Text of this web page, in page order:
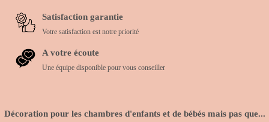
Satisfaction garantie
Votre satisfaction est notre priorité
A votre écoute
Une équipe disponible pour vous conseiller
Décoration pour les chambres d'enfants et de bébés mais pas que...